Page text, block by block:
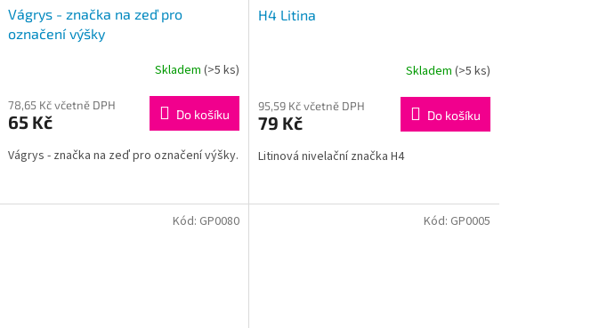
Vágrys - značka na zeď pro
označení výšky
Skladem (>5 ks)
78,65 Kč včetně DPH
65 Kč Do košíku
Vágrys - značka na zeď pro označení výšky.
H4 Litina
Skladem (>5 ks)
95,59 Kč včetně DPH
79 Kč Do košíku
Litinová nivelační značka H4
Kód: GP0080 Kód: GP0005